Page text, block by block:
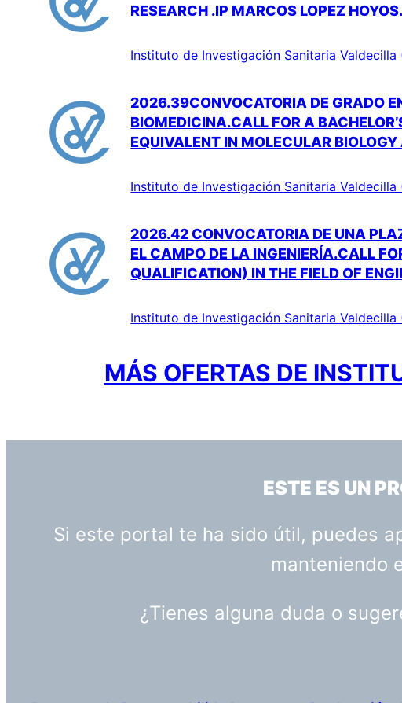
RESEARCH .IP MARCOS LOPEZ
Instituto de Investigación Sanitaria Valdecilla
2026.39CONVOCATORIA DE GRADO
BIOMEDICINA.CALL FOR A
EQUIVALENT IN MOLECULAR
Instituto de Investigación Sanitaria Valdecilla
2026.42 CONVOCATORIA DE UNA
EL CAMPO DE LA INGENIERÍA.CALL
QUALIFICATION) IN THE FIELD OF
Instituto de Investigación Sanitaria Valdecilla
MÁS OFERTAS DE
ESTE ES UN
Si este portal te ha sido útil, puedes
manteniendo
¿Tienes alguna duda o